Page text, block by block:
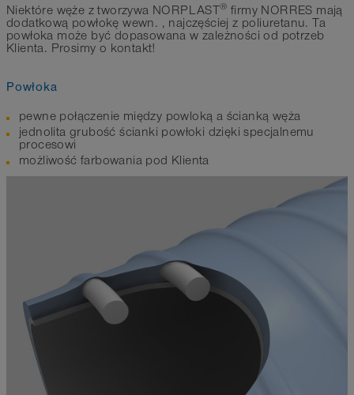
Niektóre węże z tworzywa NORPLAST® firmy NORRES mają
dodatkową powłokę wewn. , najczęściej z poliuretanu. Ta
powłoka może być dopasowana w zależności od potrzeb
Klienta. Prosimy o kontakt!
Powłoka
pewne połączenie między powloką a ścianką węża
jednolita grubość ścianki powłoki dzięki specjalnemu
procesowi
możliwość farbowania pod Klienta